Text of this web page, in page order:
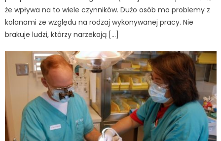
że wpływa na to wiele czynników. Dużo osób ma problemy z
kolanami ze względu na rodzaj wykonywanej pracy. Nie
brakuje ludzi, którzy narzekają […]